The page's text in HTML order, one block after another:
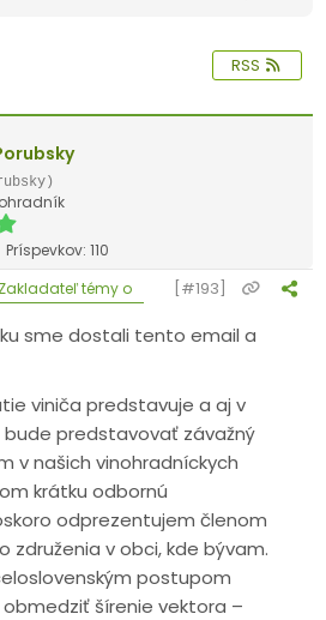
RSS
Príspevkov: 110
Zakladateľ témy o
[#193]
sme dostali tento email a
viniča predstavuje a aj v
bude predstavovať závažný
v našich vinohradníckych
krátku odbornú
odprezentujem členom
združenia v obci, kde bývam.
postupom
šírenie vektora –